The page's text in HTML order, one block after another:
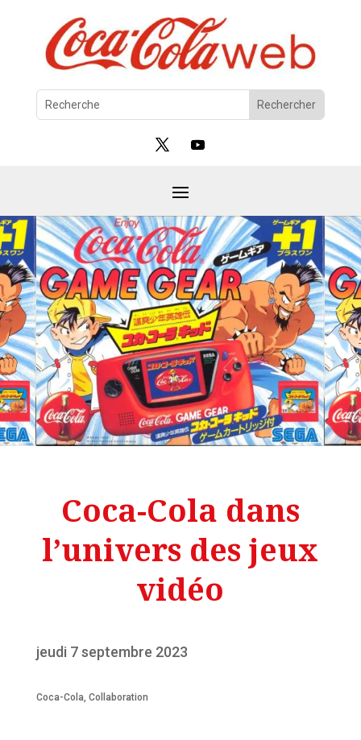
Coca-Cola dans
l’univers des jeux
vidéo
jeudi 7 septembre 2023
Coca-Cola, Collaboration